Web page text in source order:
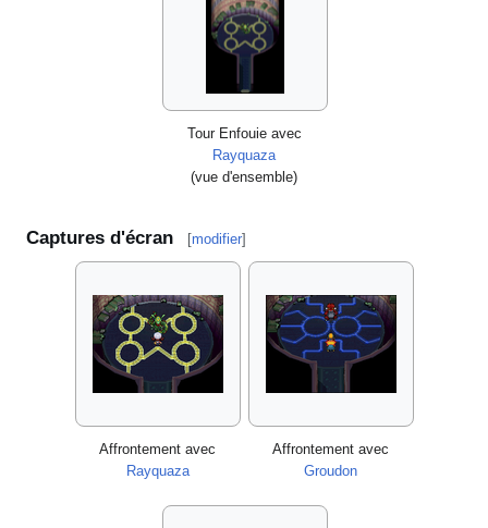
Tour Enfouie avec
Rayquaza
(vue d'ensemble)
Captures d'écran [modifier]
Affrontement avec
Rayquaza
Affrontement avec
Groudon